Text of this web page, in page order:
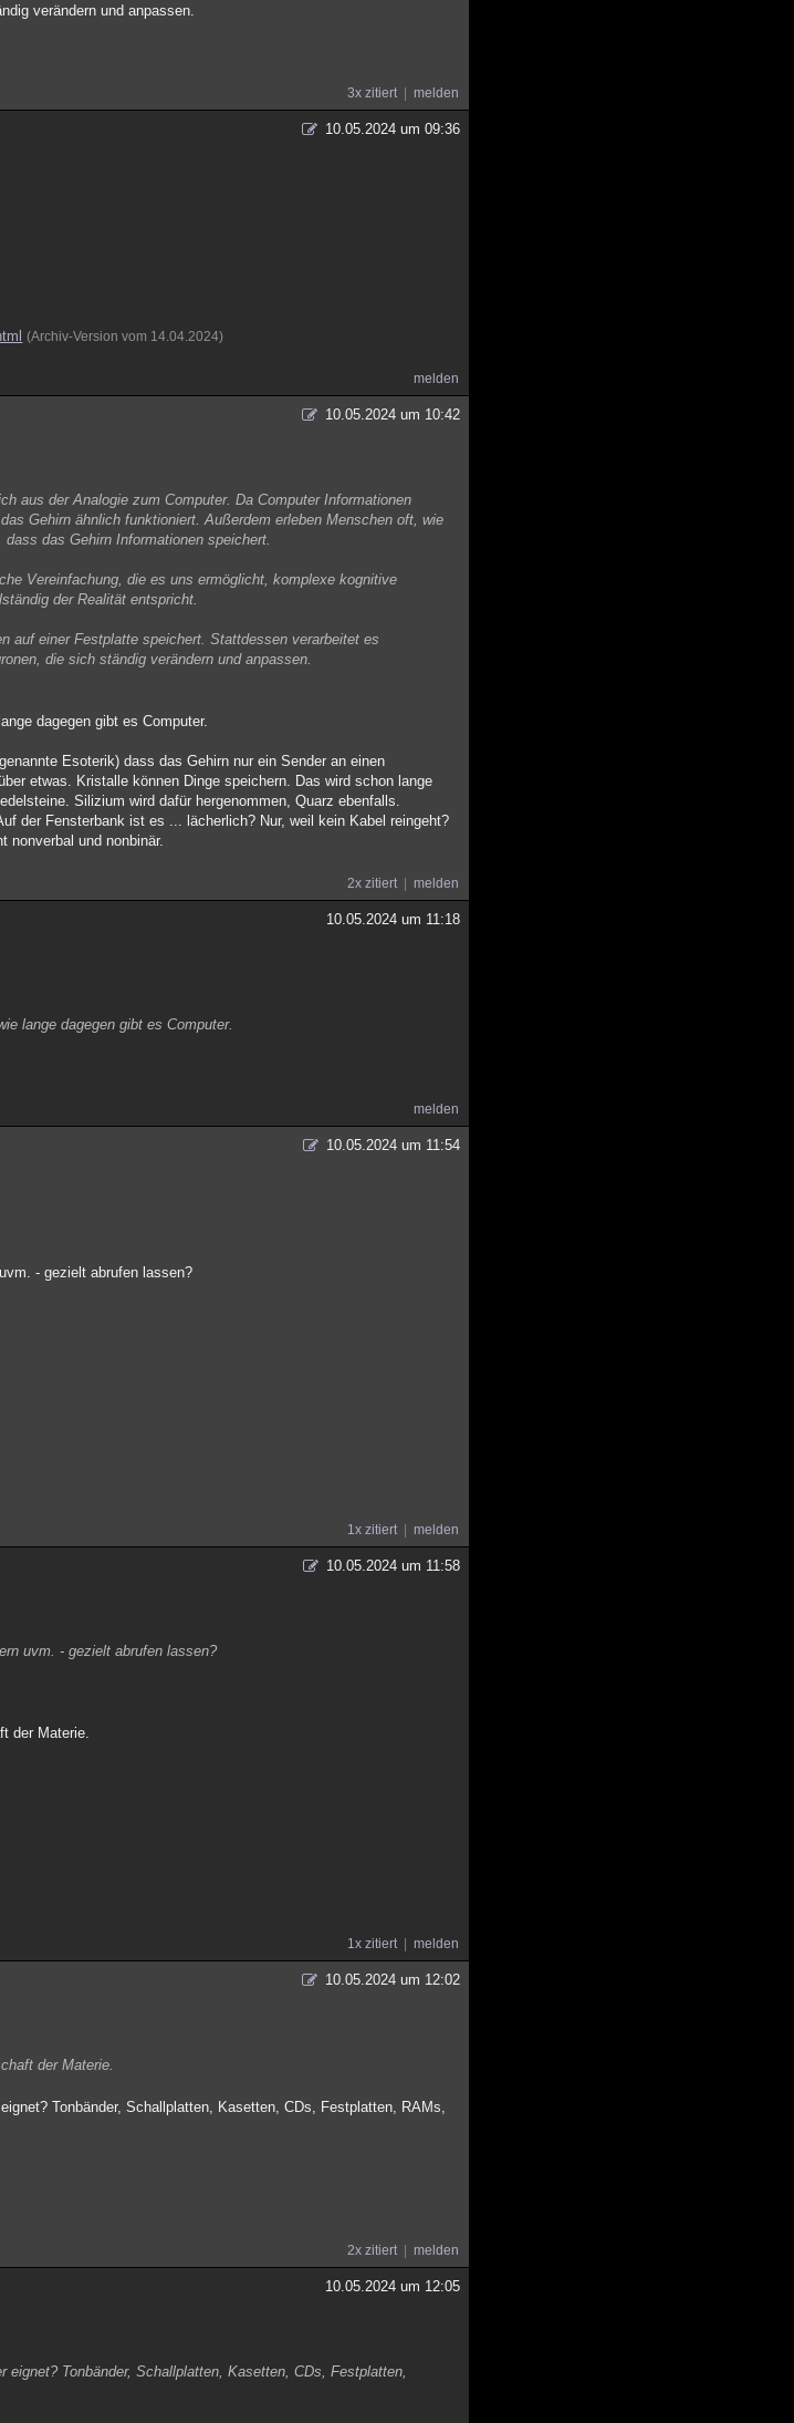
verändern und anpassen.
3x zitiert melden
10.05.2024 um 09:36
(Archiv-Version vom 14.04.2024)
melden
10.05.2024 um 10:42
aus der Analogie zum Computer. Da Computer Informationen
Gehirn ähnlich funktioniert. Außerdem erleben Menschen oft, wie
das Gehirn Informationen speichert.
Vereinfachung, die es uns ermöglicht, komplexe kognitive
der Realität entspricht.
auf einer Festplatte speichert. Stattdessen verarbeitet es
die sich ständig verändern und anpassen.
dagegen gibt es Computer.
Esoterik) dass das Gehirn nur ein Sender an einen
etwas. Kristalle können Dinge speichern. Das wird schon lange
Silizium wird dafür hergenommen, Quarz ebenfalls.
der Fensterbank ist es ... lächerlich? Nur, weil kein Kabel reingeht?
nonverbal und nonbinär.
2x zitiert melden
10.05.2024 um 11:18
lange dagegen gibt es Computer.
melden
10.05.2024 um 11:54
- gezielt abrufen lassen?
1x zitiert melden
10.05.2024 um 11:58
uvm. - gezielt abrufen lassen?
der Materie.
1x zitiert melden
10.05.2024 um 12:02
der Materie.
Tonbänder, Schallplatten, Kasetten, CDs, Festplatten, RAMs,
2x zitiert melden
10.05.2024 um 12:05
Tonbänder, Schallplatten, Kasetten, CDs, Festplatten,